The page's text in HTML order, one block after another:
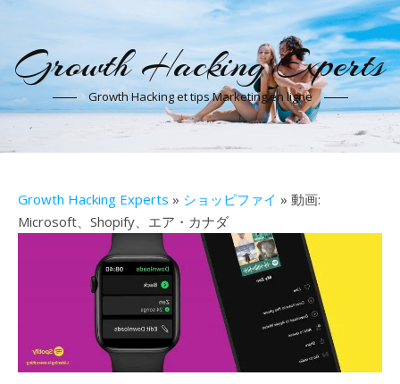
Growth Hacking Experts
Growth Hacking et tips Marketing en ligne
Growth Hacking Experts » ショッピファイ » 動画:
Microsoft、Shopify、エア・カナダ